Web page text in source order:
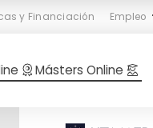
y Financiación Empleo
Másters Online